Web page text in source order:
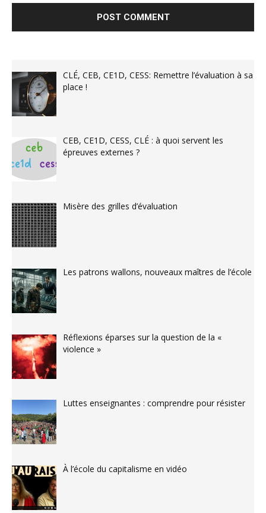
CLÉ, CEB, CE1D, CESS: Remettre l’évaluation à sa
place !
CEB, CE1D, CESS, CLÉ : à quoi servent les
épreuves externes ?
Misère des grilles d’évaluation
Les patrons wallons, nouveaux maîtres de l’école
Réflexions éparses sur la question de la «
violence »
Luttes enseignantes : comprendre pour résister
À l’école du capitalisme en vidéo